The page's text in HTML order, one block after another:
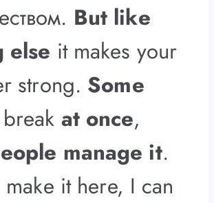
But like
else it makes your
strong. Some
break at once,
manage it.
it here, I can